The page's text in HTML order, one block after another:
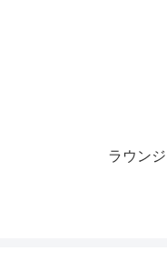
ラウンジ